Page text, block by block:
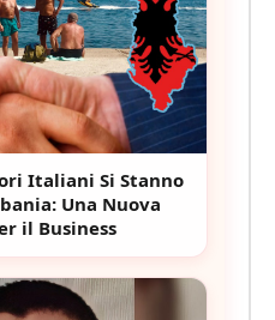
Italiani Si Stanno
Una Nuova
il Business